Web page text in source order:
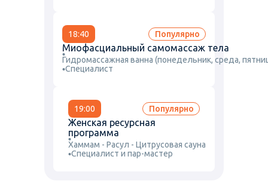
18:40 Популярно
Миофасциальный самомассаж тела
Гидромассажная ванна (понедельник, среда,
Специалист
19:00 Популярно
Женская ресурсная
программа
Хаммам - Расул - Цитрусовая сауна
Специалист и пар-мастер